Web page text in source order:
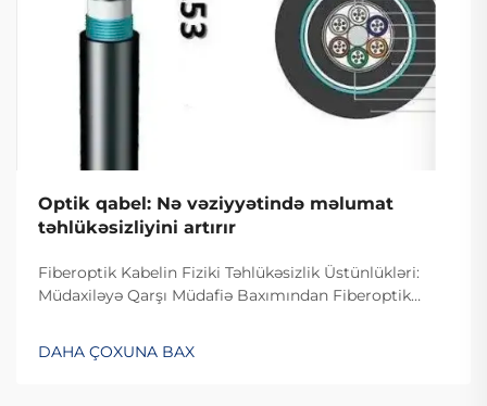
Optik qabel: Nə vəziyyətində məlumat
təhlükəsizliyini artırır
Fiberoptik Kabelin Fiziki Təhlükəsizlik Üstünlükləri:
Müdaxiləyə Qarşı Müdafiə Baxımından Fiberoptik
çətindir, çünki onlar elektrik siqnalları ilə deyil, işıq
DAHA ÇOXUNA BAX